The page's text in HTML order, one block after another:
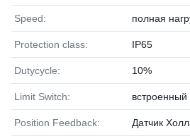
Speed: полная
Protection class: IP65
Dutycycle: 10%
Limit Switch: встроенный
Position Feedback: Датчик